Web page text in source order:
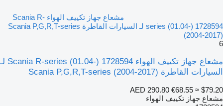
مشعاع جهاز تكييف الهواء Scania R-
series (01.04-) 1728594 لـ السيارات القاطرة Scania P,G,R,T-series
(2004-2017)
6
مشعاع جهاز تكييف الهواء Scania R-series (01.04-) 1728594 لـ
السيارات القاطرة Scania P,G,R,T-series (2004-2017)
AED 290.80 €68.55 ≈ $79.20
مشعاع جهاز تكييف الهواء